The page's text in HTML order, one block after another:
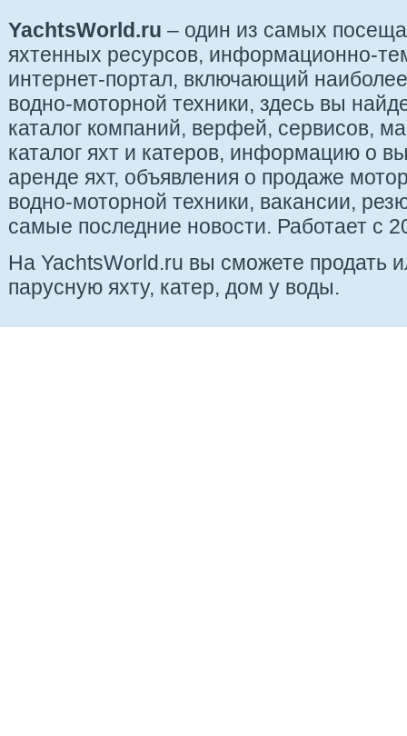
YachtsWorld.ru – один из самых
яхтенных ресурсов, информационно-
интернет-портал, включающий
водно-моторной техники, здесь вы
каталог компаний, верфей, сервисов,
каталог яхт и катеров, информацию о
аренде яхт, объявления о продаже
водно-моторной техники, вакансии,
самые последние новости. Работает с
На YachtsWorld.ru вы сможете продать
парусную яхту, катер, дом у воды.